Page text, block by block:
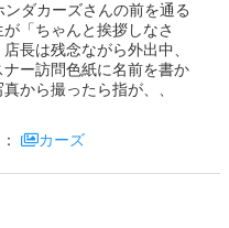
ンダカーズさんの前を通る
「ちゃんと挨拶しなさ
長は残念ながら外出中、
ー訪問色紙に名前を書か
から撮ったら指が、、
カーズ